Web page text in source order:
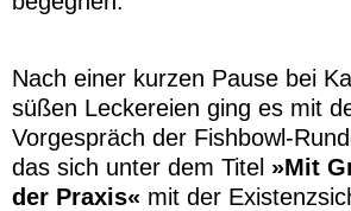
Nach einer kurzen Pause bei
süßen Leckereien ging es mit
Vorgespräch der Fishbowl-
das sich unter dem Titel »Mit
der Praxis« mit der